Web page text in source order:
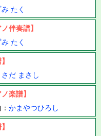
たく
ノ伴奏譜】
たく
さだ まさし
ノ楽譜】
かまやつひろし